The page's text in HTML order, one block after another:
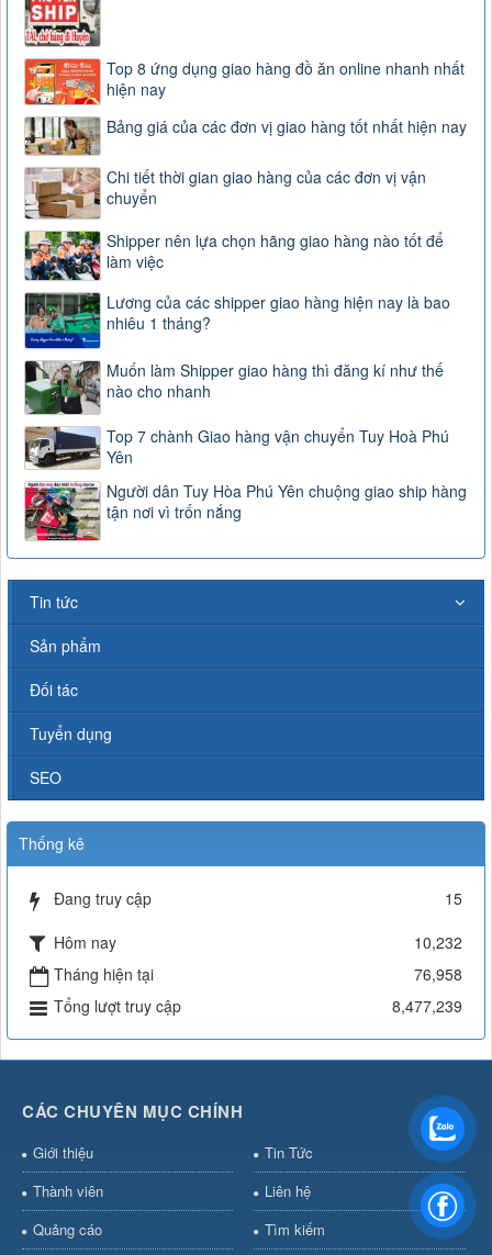
Top 8 ứng dụng giao hàng đồ ăn online nhanh nhất
hiện nay
Bảng giá của các đơn vị giao hàng tốt nhất hiện nay
Chi tiết thời gian giao hàng của các đơn vị vận
chuyển
Shipper nên lựa chọn hãng giao hàng nào tốt để
làm việc
Lương của các shipper giao hàng hiện nay là bao
nhiêu 1 tháng?
Muốn làm Shipper giao hàng thì đăng kí như thế
nào cho nhanh
Top 7 chành Giao hàng vận chuyển Tuy Hoà Phú
Yên
Người dân Tuy Hòa Phú Yên chuộng giao ship hàng
tận nơi vì trốn nắng
Tin tức
Sản phẩm
Đối tác
Tuyển dụng
SEO
Thống kê
Đang truy cập
15
Hôm nay
10,232
Tháng hiện tại
76,958
Tổng lượt truy cập
8,477,239
CÁC CHUYÊN MỤC CHÍNH
Giới thiệu
Tin Tức
Thành viên
Liên hệ
Quảng cáo
Tìm kiếm